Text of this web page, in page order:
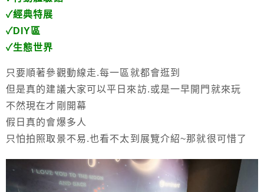
✓經典特展
✓DIY區
✓生態世界
只要順著參觀動線走.每一區就都會逛到
但是真的建議大家可以平日來訪.或是一早開門就來玩
不然現在才剛開幕
假日真的會爆多人
只怕拍照取景不易.也看不太到展覽介紹~那就很可惜了